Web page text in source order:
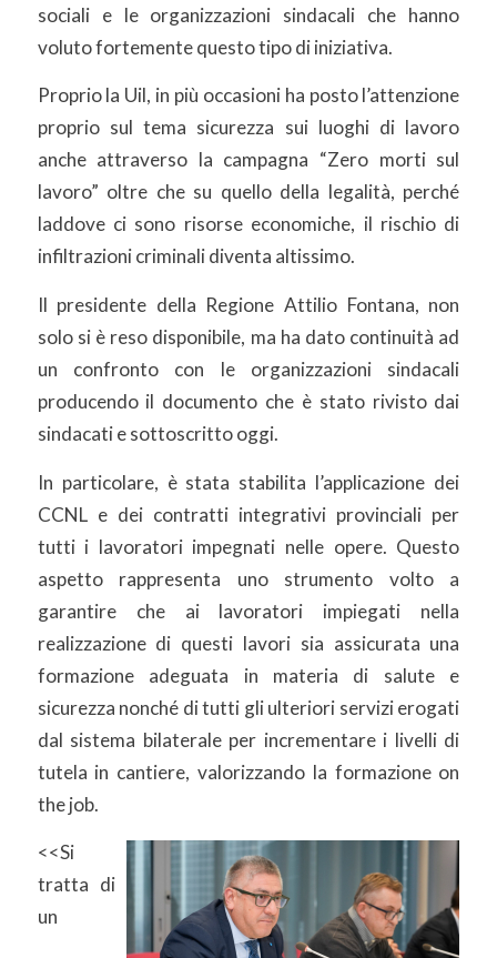
sociali e le organizzazioni sindacali che hanno
voluto fortemente questo tipo di iniziativa.
Proprio la Uil, in più occasioni ha posto l’attenzione
proprio sul tema sicurezza sui luoghi di lavoro
anche attraverso la campagna “Zero morti sul
lavoro” oltre che su quello della legalità, perché
laddove ci sono risorse economiche, il rischio di
infiltrazioni criminali diventa altissimo.
Il presidente della Regione Attilio Fontana, non
solo si è reso disponibile, ma ha dato continuità ad
un confronto con le organizzazioni sindacali
producendo il documento che è stato rivisto dai
sindacati e sottoscritto oggi.
In particolare, è stata stabilita l’applicazione dei
CCNL e dei contratti integrativi provinciali per
tutti i lavoratori impegnati nelle opere. Questo
aspetto rappresenta uno strumento volto a
garantire che ai lavoratori impiegati nella
realizzazione di questi lavori sia assicurata una
formazione adeguata in materia di salute e
sicurezza nonché di tutti gli ulteriori servizi erogati
dal sistema bilaterale per incrementare i livelli di
tutela in cantiere, valorizzando la formazione on
the job.
<<Si
tratta di
un